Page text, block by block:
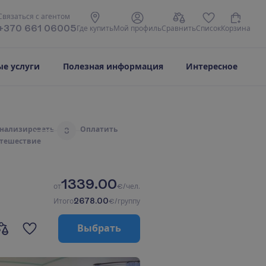
вязаться с агентом
661 06005 Где купить М ой профильСравнитьСписокКорзина
услуги Полезная информация Интересное
ализировать
ешествие
3 Оплатить
от1339.00€/чел.
Итого2678.00€/группу
Выбрать